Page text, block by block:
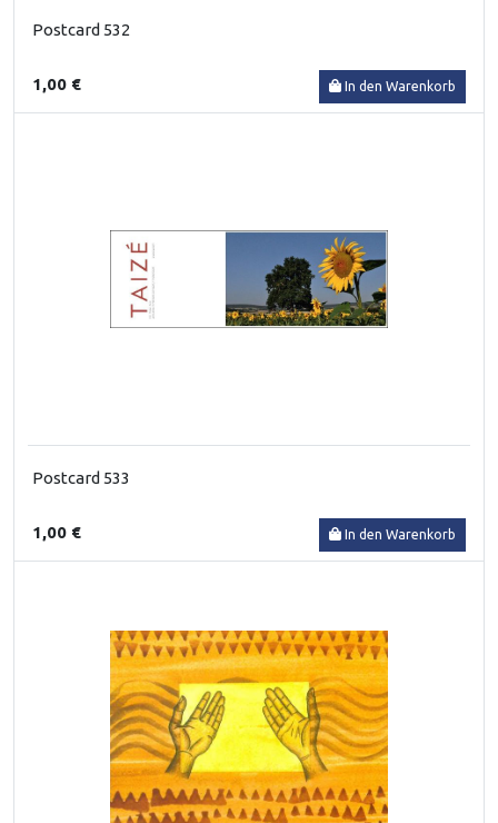
Postcard 532
1,00 € In den Warenkorb
Postcard 533
1,00 € In den Warenkorb